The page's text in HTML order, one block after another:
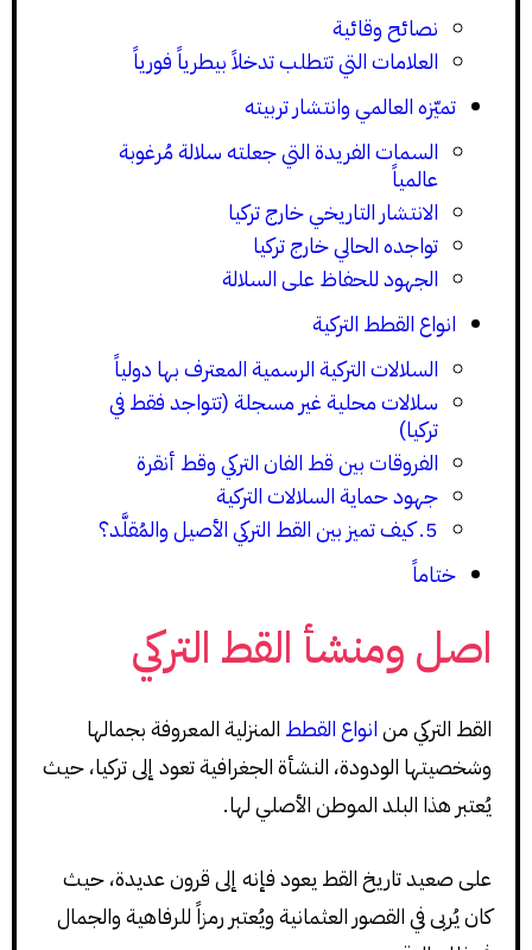
نصائح وقائية
العلامات التي تتطلب تدخلاً بيطرياً فورياً
تميّزه العالمي وانتشار تربيته
السمات الفريدة التي جعلته سلالة مُرغوبة
عالمياً
الانتشار التاريخي خارج تركيا
تواجده الحالي خارج تركيا
الجهود للحفاظ على السلالة
انواع القطط التركية
السلالات التركية الرسمية المعترف بها دولياً
سلالات محلية غير مسجلة (تتواجد فقط في
تركيا)
الفروقات بين قط الفان التركي وقط أنقرة
جهود حماية السلالات التركية
5. كيف تميز بين القط التركي الأصيل والمُقلَّد؟
ختاماً
اصل ومنشأ القط التركي
القط التركي منانواع القطط المنزلية المعروفة بجمالها
وشخصيتها الودودة، النشأة الجغرافية تعود إلى تركيا، حيث
يُعتبر هذا البلد الموطن الأصلي لها.
على صعيد تاريخ القط يعود فإنه إلى قرون عديدة، حيث
كان يُربى في القصور العثمانية ويُعتبر رمزاً للرفاهية والجمال